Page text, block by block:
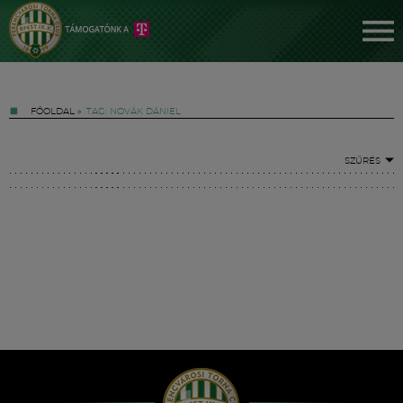
FŐOLDAL » TAG: NOVÁK DÁNIEL
SZŰRÉS
Hírek